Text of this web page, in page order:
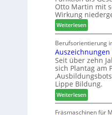
-
S
o
r
t
i
m
e
n
t
l
ä
d
t
z
u
m
T
r
e
f
f
Otto Martin mit
Wirkung
Weiterlesen:
M
a
r
t
i
n
:
N
e
u
Berufsorientierung
Seit über zehn
sich Plantag am
Lippe Bildung.
Weiterlesen:
A
u
Fräsmaschinen für